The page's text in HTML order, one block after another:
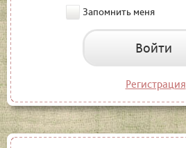
Запомнить меня
Войти
Регистрация